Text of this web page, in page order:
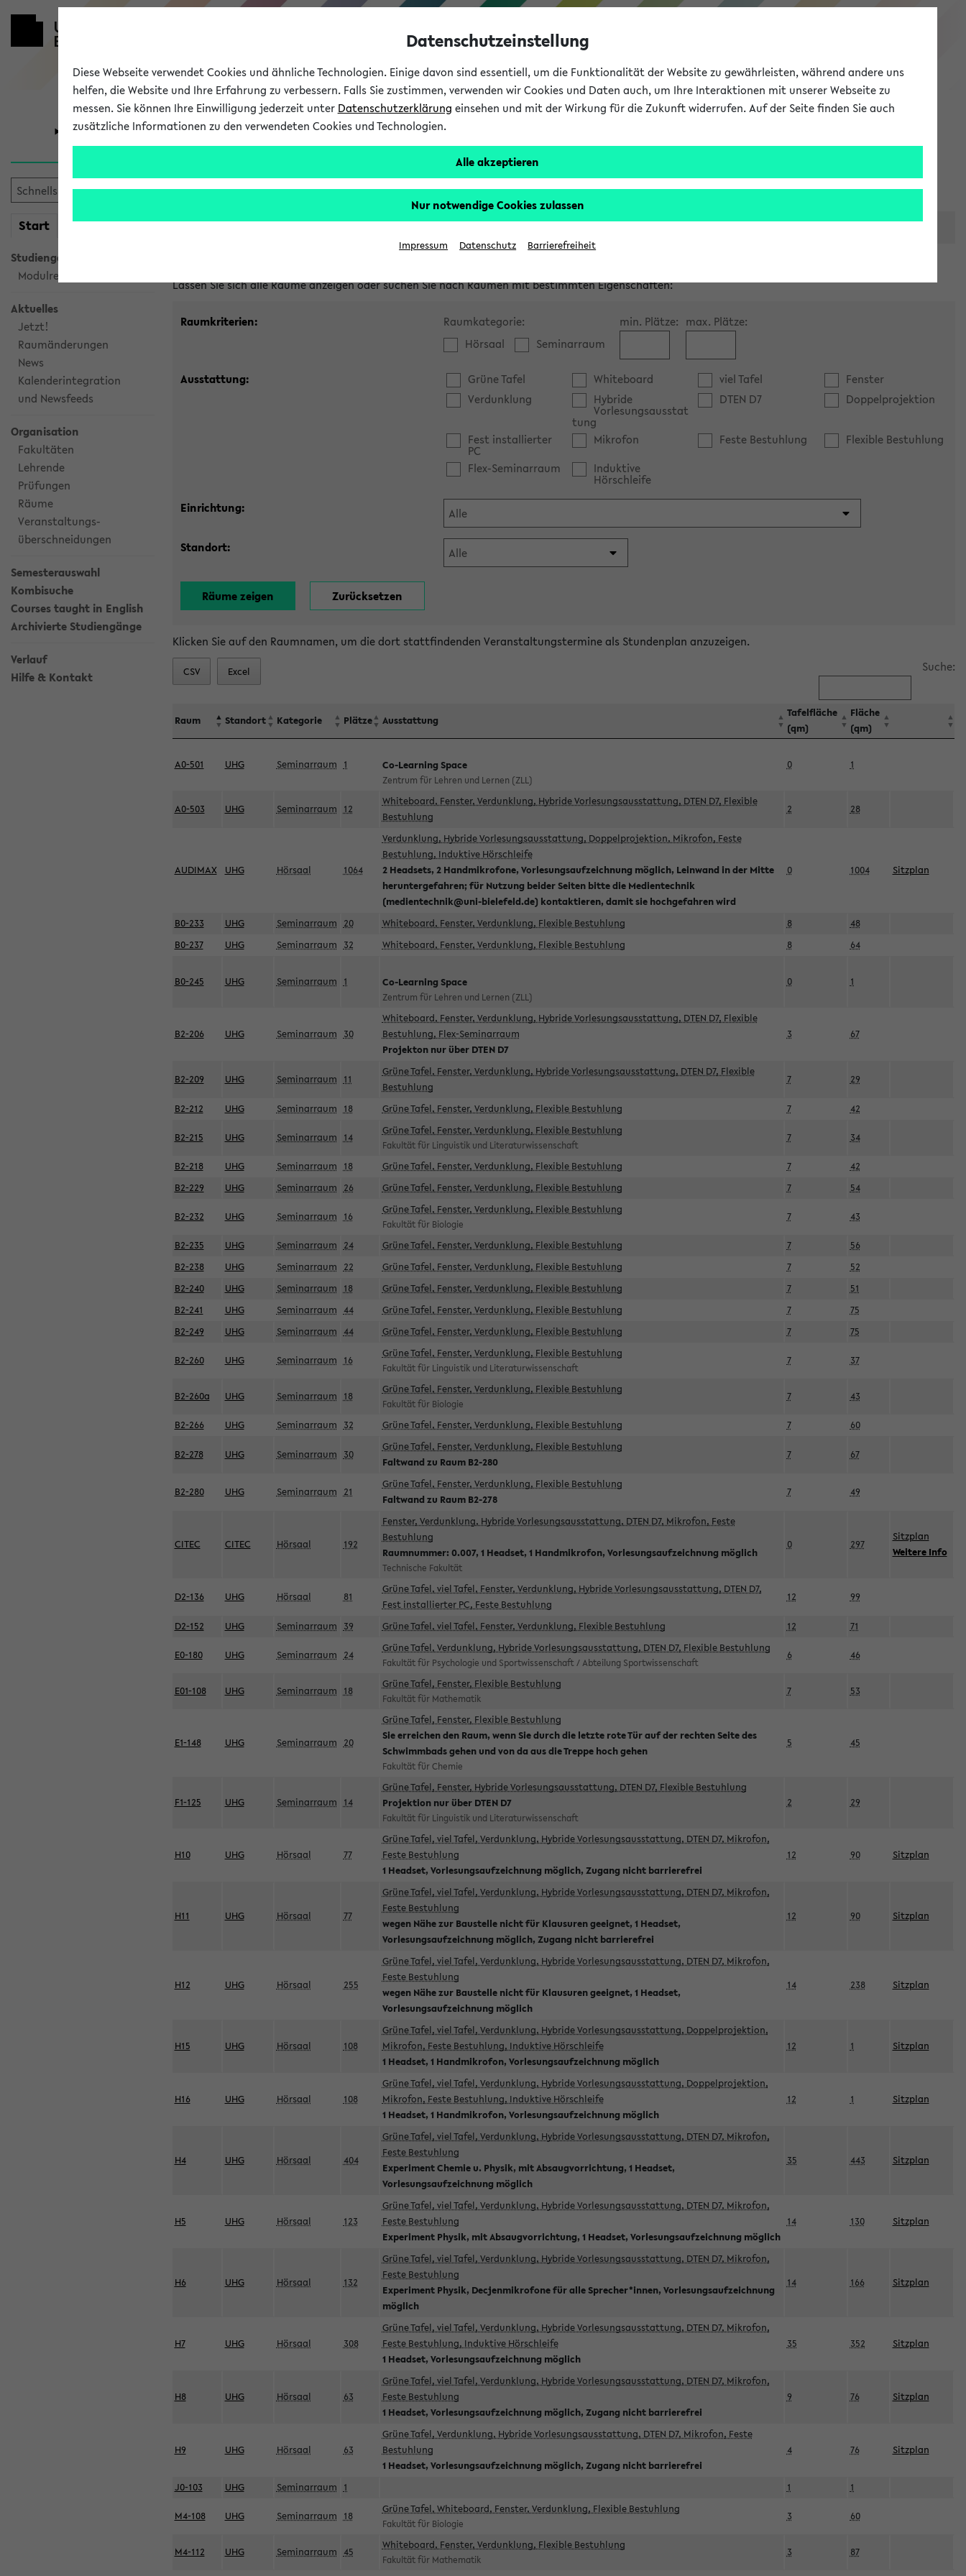
eKVV
Universität Forschung Studium
Start meineKVV
Studiengangsauswahl
Modulrecherche
Aktuelles
Jetzt!
Raumänderungen
News
Kalenderintegration
und Newsfeeds
Organisation
Fakultäten
Lehrende
Prüfungen
Räume
Veranstaltungs-
überschneidungen
Semesterauswahl
Kombisuche
Courses taught in English
Archivierte Studiengänge
Verlauf
Hilfe & Kontakt
Im eKVV verwaltete Räume
Lassen Sie sich alle Räume anzeigen oder suchen Sie nach Räumen mit bestimmten Eigenschaften:
Raumkriterien:
Raumkategorie:
Hörsaal
Seminarraum
min. Plätze: max. Plätze:
Ausstattung: Grüne Tafel Whiteboard viel Tafel
Fenster
Verdunklung
Hybride
Vorlesungsausstat
tung
DTEN D7 Doppelprojektion
Fest installierter
PC
Mikrofon Feste Bestuhlung
Flexible Bestuhlung
Flex-Seminarraum
Induktive
Hörschleife
Einrichtung:
Standort:
Klicken Sie auf den Raumnamen, um die dort stattfindenden Veranstaltungstermine als Stundenplan anzuzeigen.
CSV Excel Suche:
Raum Standort Kategorie Plätze Ausstattung
Tafelfläche
(qm)
Fläche
(qm)
A0-501 UHG Seminarraum 1 Co-Learning Space
Zentrum für Lehren und Lernen (ZLL)
0 1
A0-503 UHG Seminarraum 12
Whiteboard, Fenster, Verdunklung, Hybride Vorlesungsausstattung, DTEN D7, Flexible
Bestuhlung
2 28
AUDIMAX UHG Hörsaal 1064
Verdunklung, Hybride Vorlesungsausstattung, Doppelprojektion, Mikrofon, Feste
Bestuhlung, Induktive Hörschleife
2 Headsets, 2 Handmikrofone, Vorlesungsaufzeichnung möglich, Leinwand in der Mitte
heruntergefahren; für Nutzung beider Seiten bitte die Medientechnik
(medientechnik@uni-bielefeld.de) kontaktieren, damit sie hochgefahren wird
0 1004 Sitzplan
B0-233 UHG Seminarraum 20 Whiteboard, Fenster, Verdunklung, Flexible Bestuhlung 8
48
B0-237
UHG Seminarraum 32 Whiteboard, Fenster, Verdunklung, Flexible Bestuhlung 8 64
B0-245 UHG Seminarraum 1 Co-Learning Space
Zentrum für Lehren und Lernen (ZLL)
0 1
B2-206 UHG Seminarraum 30
Whiteboard, Fenster, Verdunklung, Hybride Vorlesungsausstattung, DTEN D7, Flexible
Bestuhlung, Flex-Seminarraum
Projekton nur über DTEN D7
3 67
B2-209 UHG Seminarraum 11
Grüne Tafel, Fenster, Verdunklung, Hybride Vorlesungsausstattung, DTEN D7, Flexible
Bestuhlung
7 29
B2-212 UHG Seminarraum 18 Grüne Tafel, Fenster, Verdunklung, Flexible Bestuhlung 7 42
B2-215 UHG Seminarraum 14
Grüne Tafel, Fenster, Verdunklung, Flexible Bestuhlung
Fakultät für Linguistik und Literaturwissenschaft
7 34
B2-218 UHG Seminarraum 18 Grüne Tafel, Fenster, Verdunklung, Flexible Bestuhlung 7
42
B2-229
UHG Seminarraum 26 Grüne Tafel, Fenster, Verdunklung, Flexible Bestuhlung 7 54
B2-232 UHG Seminarraum 16
Grüne Tafel, Fenster, Verdunklung, Flexible Bestuhlung
Fakultät für Biologie
7 43
B2-235 UHG Seminarraum 24 Grüne Tafel, Fenster, Verdunklung, Flexible Bestuhlung 7
56
B2-238
UHG Seminarraum 22 Grüne Tafel, Fenster, Verdunklung, Flexible Bestuhlung 7
52
B2-240
UHG Seminarraum 18 Grüne Tafel, Fenster, Verdunklung, Flexible Bestuhlung 7
51
B2-241
UHG Seminarraum 44 Grüne Tafel, Fenster, Verdunklung, Flexible Bestuhlung 7
75
B2-249
UHG Seminarraum 44 Grüne Tafel, Fenster, Verdunklung, Flexible Bestuhlung 7 75
B2-260 UHG Seminarraum 16
Grüne Tafel, Fenster, Verdunklung, Flexible Bestuhlung
Fakultät für Linguistik und Literaturwissenschaft
7 37
B2-260a UHG Seminarraum 18
Grüne Tafel, Fenster, Verdunklung, Flexible Bestuhlung
Fakultät für Biologie
7 43
B2-266 UHG Seminarraum 32 Grüne Tafel, Fenster, Verdunklung, Flexible Bestuhlung 7 60
B2-278 UHG Seminarraum 30
Grüne Tafel, Fenster, Verdunklung, Flexible Bestuhlung
Faltwand zu Raum B2-280
7 67
B2-280 UHG Seminarraum 21
Grüne Tafel, Fenster, Verdunklung, Flexible Bestuhlung
Faltwand zu Raum B2-278
7 49
CITEC CITEC Hörsaal 192
Fenster, Verdunklung, Hybride Vorlesungsausstattung, DTEN D7, Mikrofon, Feste
Bestuhlung
Raumnummer: 0.007, 1 Headset, 1 Handmikrofon, Vorlesungsaufzeichnung möglich
Technische Fakultät
0 297
Sitzplan
Weitere Info
D2-136 UHG Hörsaal 81
Grüne Tafel, viel Tafel, Fenster, Verdunklung, Hybride Vorlesungsausstattung, DTEN D7,
Fest installierter PC, Feste Bestuhlung
12 99
D2-152 UHG Seminarraum 39 Grüne Tafel, viel Tafel, Fenster, Verdunklung, Flexible Bestuhlung 12 71
E0-180 UHG Seminarraum 24
Grüne Tafel, Verdunklung, Hybride Vorlesungsausstattung, DTEN D7, Flexible Bestuhlung
Fakultät für Psychologie und Sportwissenschaft / Abteilung Sportwissenschaft
6 46
E01-108 UHG Seminarraum 18
Grüne Tafel, Fenster, Flexible Bestuhlung
Fakultät für Mathematik
7 53
E1-148 UHG Seminarraum 20
Grüne Tafel, Fenster, Flexible Bestuhlung
Sie erreichen den Raum, wenn Sie durch die letzte rote Tür auf der rechten Seite des
Schwimmbads gehen und von da aus die Treppe hoch gehen
Fakultät für Chemie
5 45
F1-125 UHG Seminarraum 14
Grüne Tafel, Fenster, Hybride Vorlesungsausstattung, DTEN D7, Flexible Bestuhlung
Projektion nur über DTEN D7
Fakultät für Linguistik und Literaturwissenschaft
2 29
H10 UHG Hörsaal 77
Grüne Tafel, viel Tafel, Verdunklung, Hybride Vorlesungsausstattung, DTEN D7, Mikrofon,
Feste Bestuhlung
1 Headset, Vorlesungsaufzeichnung möglich, Zugang nicht barrierefrei
12 90 Sitzplan
H11 UHG Hörsaal 77
Grüne Tafel, viel Tafel, Verdunklung, Hybride Vorlesungsausstattung, DTEN D7, Mikrofon,
Feste Bestuhlung
wegen Nähe zur Baustelle nicht für Klausuren geeignet, 1 Headset,
Vorlesungsaufzeichnung möglich, Zugang nicht barrierefrei
12 90 Sitzplan
H12 UHG Hörsaal 255
Grüne Tafel, viel Tafel, Verdunklung, Hybride Vorlesungsausstattung, DTEN D7, Mikrofon,
Feste Bestuhlung
wegen Nähe zur Baustelle nicht für Klausuren geeignet, 1 Headset,
Vorlesungsaufzeichnung möglich
14 238 Sitzplan
H15 UHG Hörsaal 108
Grüne Tafel, viel Tafel, Verdunklung, Hybride Vorlesungsausstattung, Doppelprojektion,
Mikrofon, Feste Bestuhlung, Induktive Hörschleife
1 Headset, 1 Handmikrofon, Vorlesungsaufzeichnung möglich
12 1 Sitzplan
H16 UHG Hörsaal 108
Grüne Tafel, viel Tafel, Verdunklung, Hybride Vorlesungsausstattung, Doppelprojektion,
Mikrofon, Feste Bestuhlung, Induktive Hörschleife
1 Headset, 1 Handmikrofon, Vorlesungsaufzeichnung möglich
12 1 Sitzplan
H4 UHG Hörsaal 404
Grüne Tafel, viel Tafel, Verdunklung, Hybride Vorlesungsausstattung, DTEN D7, Mikrofon,
Feste Bestuhlung
Experiment Chemie u. Physik, mit Absaugvorrichtung, 1 Headset,
Vorlesungsaufzeichnung möglich
35 443 Sitzplan
H5 UHG Hörsaal 123
Grüne Tafel, viel Tafel, Verdunklung, Hybride Vorlesungsausstattung, DTEN D7, Mikrofon,
Feste Bestuhlung
Experiment Physik, mit Absaugvorrichtung, 1 Headset, Vorlesungsaufzeichnung möglich
14 130 Sitzplan
H6 UHG Hörsaal 132
Grüne Tafel, viel Tafel, Verdunklung, Hybride Vorlesungsausstattung, DTEN D7, Mikrofon,
Feste Bestuhlung
Experiment Physik, Decjenmikrofone für alle Sprecher*innen, Vorlesungsaufzeichnung
möglich
14 166 Sitzplan
H7 UHG Hörsaal 308
Grüne Tafel, viel Tafel, Verdunklung, Hybride Vorlesungsausstattung, DTEN D7, Mikrofon,
Feste Bestuhlung, Induktive Hörschleife
1 Headset, Vorlesungsaufzeichnung möglich
35 352 Sitzplan
H8 UHG Hörsaal 63
Grüne Tafel, viel Tafel, Verdunklung, Hybride Vorlesungsausstattung, DTEN D7, Mikrofon,
Feste Bestuhlung
1 Headset, Vorlesungsaufzeichnung möglich, Zugang nicht barrierefrei
9 76 Sitzplan
H9 UHG Hörsaal 63
Grüne Tafel, Verdunklung, Hybride Vorlesungsausstattung, DTEN D7, Mikrofon, Feste
Bestuhlung
1 Headset, Vorlesungsaufzeichnung möglich, Zugang nicht barrierefrei
4 76 Sitzplan
J0-103 UHG Seminarraum 1 1 1
M4-108 UHG Seminarraum 18
Grüne Tafel, Whiteboard, Fenster, Verdunklung, Flexible Bestuhlung
Fakultät für Biologie
3 60
M4-112 UHG Seminarraum 45
Whiteboard, Fenster, Verdunklung, Flexible Bestuhlung
Fakultät für Mathematik
3 87
Datenschutzeinstellung
Diese Webseite verwendet Cookies und ähnliche Technologien. Einige davon sind essentiell, um die Funktionalität der Website zu gewährleisten, während andere uns
helfen, die Website und Ihre Erfahrung zu verbessern. Falls Sie zustimmen, verwenden wir Cookies und Daten auch, um Ihre Interaktionen mit unserer Webseite zu
messen. Sie können Ihre Einwilligung jederzeit unter Datenschutzerklärung einsehen und mit der Wirkung für die Zukunft widerrufen. Auf der Seite finden Sie auch
zusätzliche Informationen zu den verwendeten Cookies und Technologien.
Alle akzeptieren
Nur notwendige Cookies zulassen
Impressum Datenschutz Barrierefreiheit